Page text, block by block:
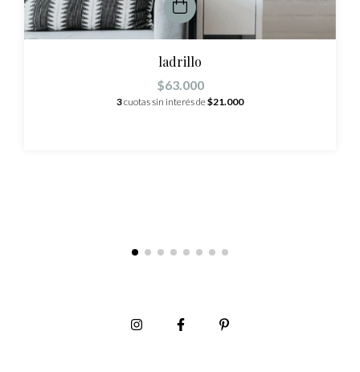
ladrillo
$63.000
3cuotas sin interés de$21.000